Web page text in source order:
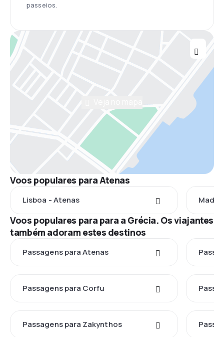
passeios.
Voos populares para Atenas
Lisboa - Atenas
Voos populares para para a Grécia. Os viajantes
também adoram estes destinos
Passagens para Atenas
Passagens para Corfu
Passagens para Zakynthos